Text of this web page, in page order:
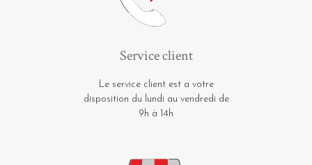
Service client
Le service client est a votre
disposition du lundi au vendredi de
9h à 14h